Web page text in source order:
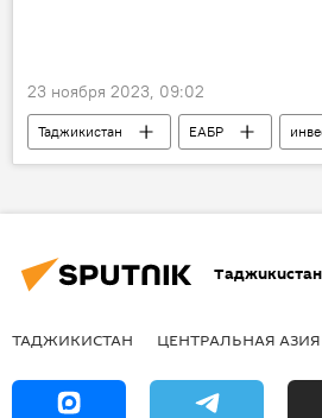
23 ноября 2023, 09:02
Таджикистан ЕАБР
соглашение
Таджикистан
ТАДЖИКИСТАН ЦЕНТРАЛЬНАЯ АЗИЯ